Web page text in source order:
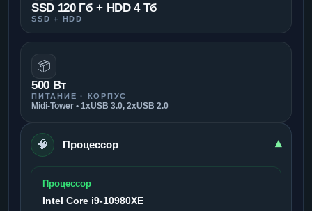
SSD 120 Гб + HDD 4 Тб
SSD + HDD
📦
500 Вт
ПИТАНИЕ · КОРПУС
Midi-Tower • 1xUSB 3.0, 2xUSB 2.0
🧠 Процессор ▾
Процессор
Intel Core i9-10980XE